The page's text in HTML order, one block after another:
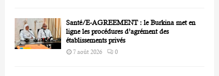
Santé/E-AGREEMENT : le Burkina met en
ligne les procédures d’agrément des
établissements privés
7 août 2026 0